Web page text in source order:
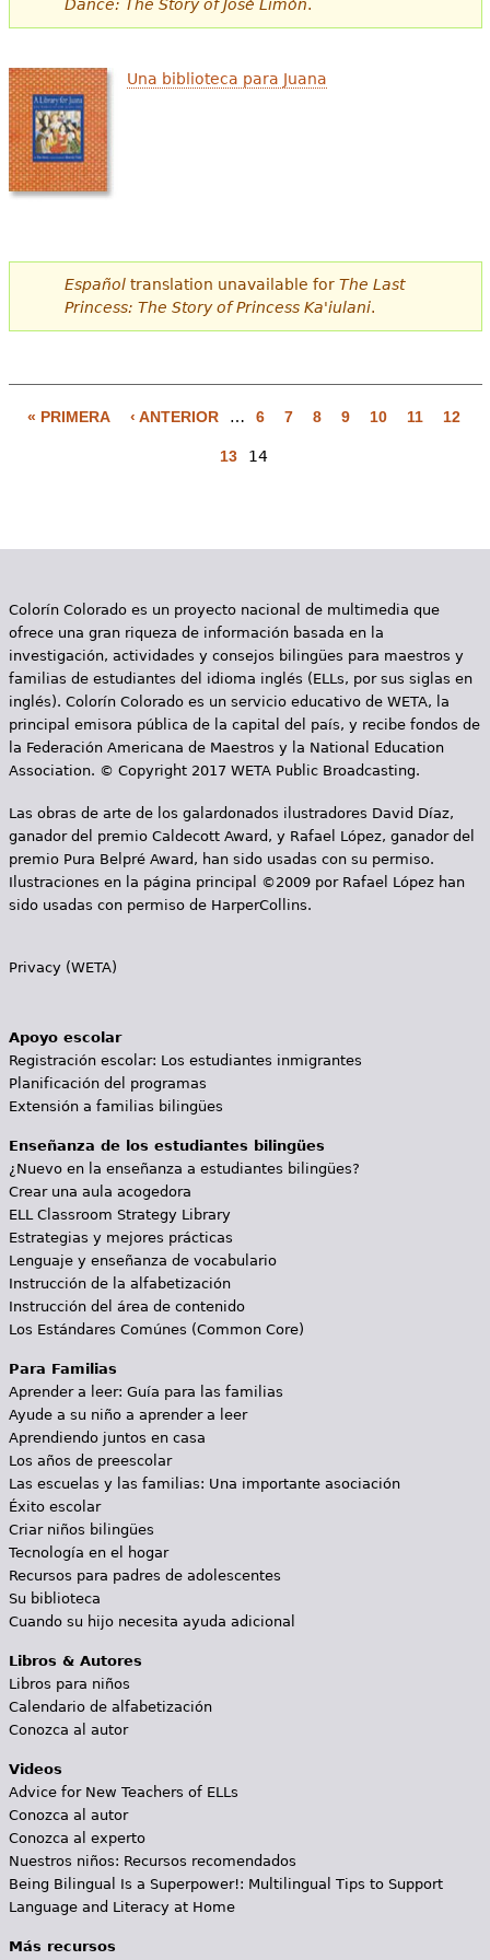
e
s
t
á
a
q
Dance: The Story of José Limón.
Una biblioteca para Juana
Españoltranslation unavailable for The Last
Princess: The Story of Princess Ka'iulani.
i
a
s
« PRIMERA ‹ ANTERIOR … 6 7 8 9 10 11 12
13 14
Colorín Colorado es un proyecto nacional de multimedia que
ofrece una gran riqueza de información basada en la
investigación, actividades y consejos bilingües para maestros y
familias de estudiantes del idioma inglés (ELLs, por sus siglas en
inglés). Colorín Colorado es un servicio educativo de WETA, la
principal emisora pública de la capital del país, y recibe fondos de
la Federación Americana de Maestros y la National Education
Association. © Copyright 2017 WETA Public Broadcasting.
Las obras de arte de los galardonados ilustradores David Díaz,
ganador del premio Caldecott Award, y Rafael López, ganador del
premio Pura Belpré Award, han sido usadas con su permiso.
Ilustraciones en la página principal ©2009 por Rafael López han
sido usadas con permiso de HarperCollins.
Privacy (WETA)
Apoyo escolar
Registración escolar: Los estudiantes inmigrantes
Planificación del programas
Extensión a familias bilingües
Enseñanza de los estudiantes bilingües
¿Nuevo en la enseñanza a estudiantes bilingües?
Crear una aula acogedora
ELL Classroom Strategy Library
Estrategias y mejores prácticas
Lenguaje y enseñanza de vocabulario
Instrucción de la alfabetización
Instrucción del área de contenido
Los Estándares Comúnes (Common Core)
Para Familias
Aprender a leer: Guía para las familias
Ayude a su niño a aprender a leer
Aprendiendo juntos en casa
Los años de preescolar
Las escuelas y las familias: Una importante asociación
Éxito escolar
Criar niños bilingües
Tecnología en el hogar
Recursos para padres de adolescentes
Su biblioteca
Cuando su hijo necesita ayuda adicional
Libros & Autores
Libros para niños
Calendario de alfabetización
Conozca al autor
Videos
Advice for New Teachers of ELLs
Conozca al autor
Conozca al experto
Nuestros niños: Recursos recomendados
Being Bilingual Is a Superpower!: Multilingual Tips to Support
Language and Literacy at Home
Más recursos